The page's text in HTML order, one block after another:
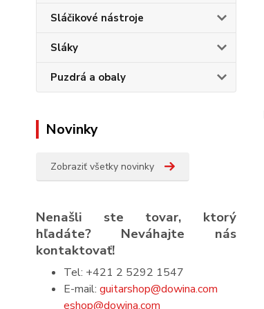
Sláčikové nástroje
Sláky
Puzdrá a obaly
Novinky
Zobraziť všetky novinky
Nenašli ste tovar, ktorý
hľadáte? Neváhajte nás
kontaktovať!
Tel: +421 2 5292 1547
E-mail: guitarshop@dowina.com
eshop@dowina.com